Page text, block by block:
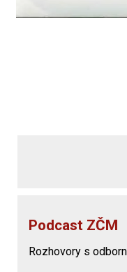
Podcast ZČM
Rozhovory s